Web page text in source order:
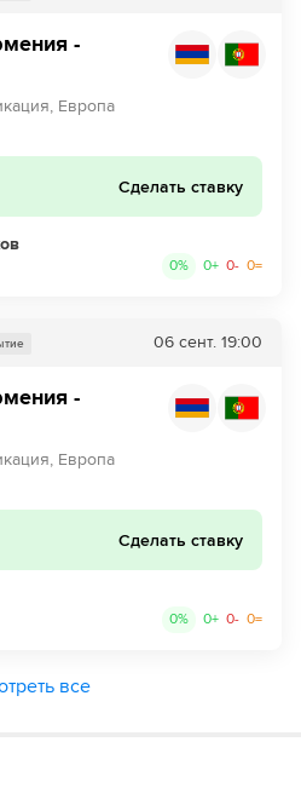
-
Европа
Сделать ставку
0% 0+ 0- 0=
06 сент. 19:00
-
Европа
Сделать ставку
0% 0+ 0- 0=
все